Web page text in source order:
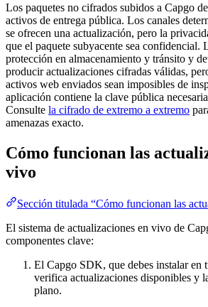
Los paquetes no cifrados subidos a Capgo
activos de entrega pública. Los canales
se ofrecen una actualización, pero la
que el paquete subyacente sea confidencial.
protección en almacenamiento y tránsito y
producir actualizaciones cifradas válidas,
activos web enviados sean imposibles de
aplicación contiene la clave pública
Consulte la cifrado de extremo a extremo
amenazas exacto.
Cómo funcionan las
vivo
Sección titulada “Cómo funcionan las
El sistema de actualizaciones en vivo de
componentes clave:
El Capgo SDK, que debes instalar
verifica actualizaciones disponibles y
plano.